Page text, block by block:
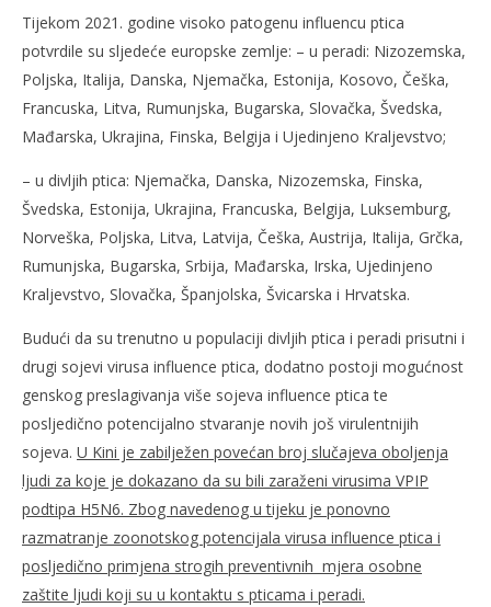
Tijekom 2021. godine visoko patogenu influencu ptica
potvrdile su sljedeće europske zemlje: – u peradi: Nizozemska,
Poljska, Italija, Danska, Njemačka, Estonija, Kosovo, Češka,
Francuska, Litva, Rumunjska, Bugarska, Slovačka, Švedska,
Mađarska, Ukrajina, Finska, Belgija i Ujedinjeno Kraljevstvo;
– u divljih ptica: Njemačka, Danska, Nizozemska, Finska,
Švedska, Estonija, Ukrajina, Francuska, Belgija, Luksemburg,
Norveška, Poljska, Litva, Latvija, Češka, Austrija, Italija, Grčka,
Rumunjska, Bugarska, Srbija, Mađarska, Irska, Ujedinjeno
Kraljevstvo, Slovačka, Španjolska, Švicarska i Hrvatska.
Budući da su trenutno u populaciji divljih ptica i peradi prisutni i
drugi sojevi virusa influence ptica, dodatno postoji mogućnost
genskog preslagivanja više sojeva influence ptica te
posljedično potencijalno stvaranje novih još virulentnijih
sojeva. U Kini je zabilježen povećan broj slučajeva oboljenja
ljudi za koje je dokazano da su bili zaraženi virusima VPIP
podtipa H5N6. Zbog navedenog u tijeku je ponovno
razmatranje zoonotskog potencijala virusa influence ptica i
posljedično primjena strogih preventivnih mjera osobne
zaštite ljudi koji su u kontaktu s pticama i peradi.